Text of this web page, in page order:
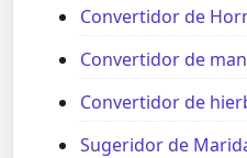
Convertidor de
Convertidor de
Convertidor de
Sugeridor de